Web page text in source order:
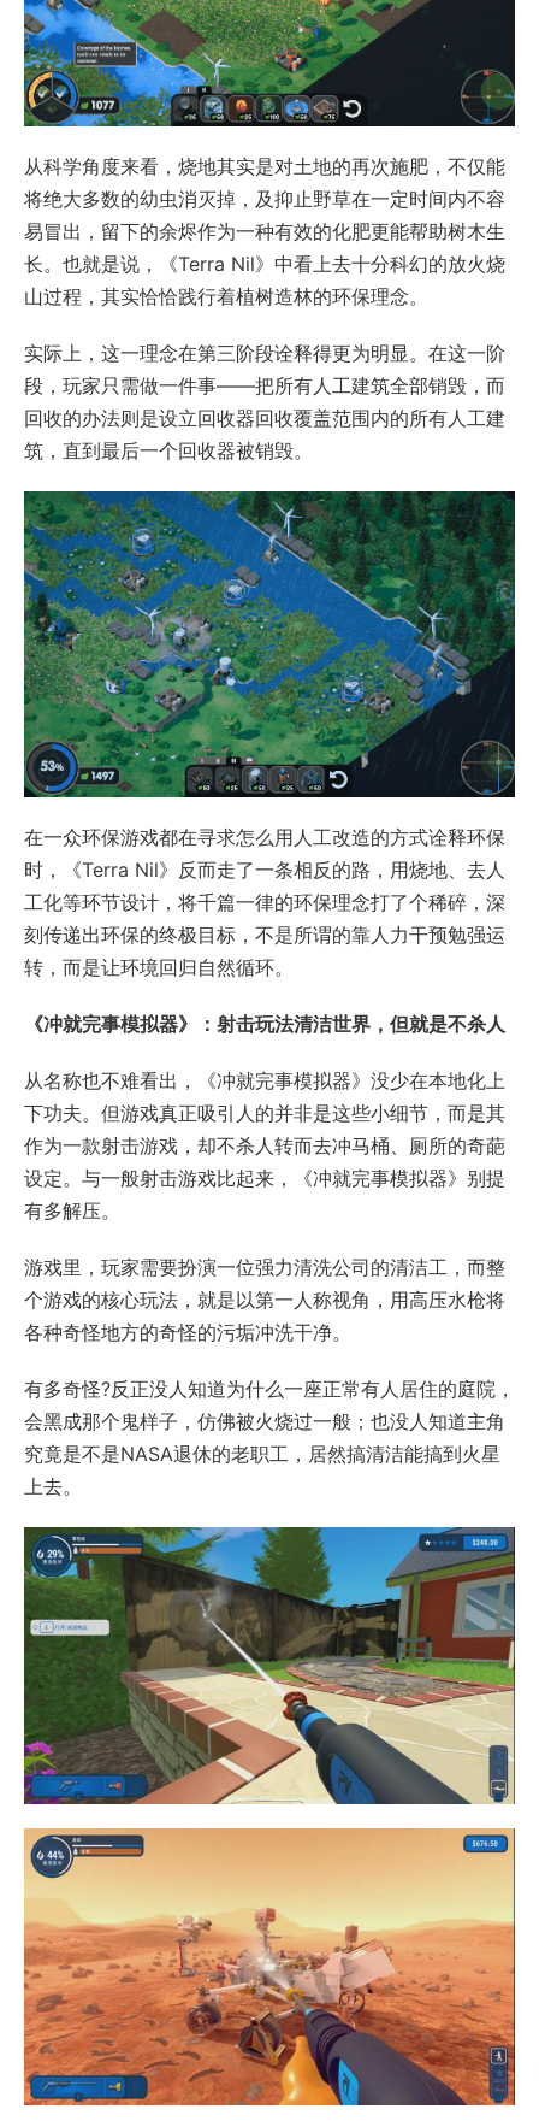
从科学角度来看，烧地其实是对土地的再次施肥，不仅能
将绝大多数的幼虫消灭掉，及抑止野草在一定时间内不容
易冒出，留下的余烬作为一种有效的化肥更能帮助树木生
长。也就是说，《Terra Nil》中看上去十分科幻的放火烧
山过程，其实恰恰践行着植树造林的环保理念。
实际上，这一理念在第三阶段诠释得更为明显。在这一阶
段，玩家只需做一件事——把所有人工建筑全部销毁，而
回收的办法则是设立回收器回收覆盖范围内的所有人工建
筑，直到最后一个回收器被销毁。
在一众环保游戏都在寻求怎么用人工改造的方式诠释环保
时，《Terra Nil》反而走了一条相反的路，用烧地、去人
工化等环节设计，将千篇一律的环保理念打了个稀碎，深
刻传递出环保的终极目标，不是所谓的靠人力干预勉强运
转，而是让环境回归自然循环。
《冲就完事模拟器》：射击玩法清洁世界，但就是不杀人
从名称也不难看出，《冲就完事模拟器》没少在本地化上
下功夫。但游戏真正吸引人的并非是这些小细节，而是其
作为一款射击游戏，却不杀人转而去冲马桶、厕所的奇葩
设定。与一般射击游戏比起来，《冲就完事模拟器》别提
有多解压。
游戏里，玩家需要扮演一位强力清洗公司的清洁工，而整
个游戏的核心玩法，就是以第一人称视角，用高压水枪将
各种奇怪地方的奇怪的污垢冲洗干净。
有多奇怪?反正没人知道为什么一座正常有人居住的庭院，
会黑成那个鬼样子，仿佛被火烧过一般；也没人知道主角
究竟是不是NASA退休的老职工，居然搞清洁能搞到火星
上去。